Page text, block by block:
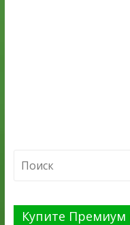
Купите Премиум